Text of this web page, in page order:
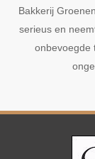
Bakkerij
serieus en
onbevoegde